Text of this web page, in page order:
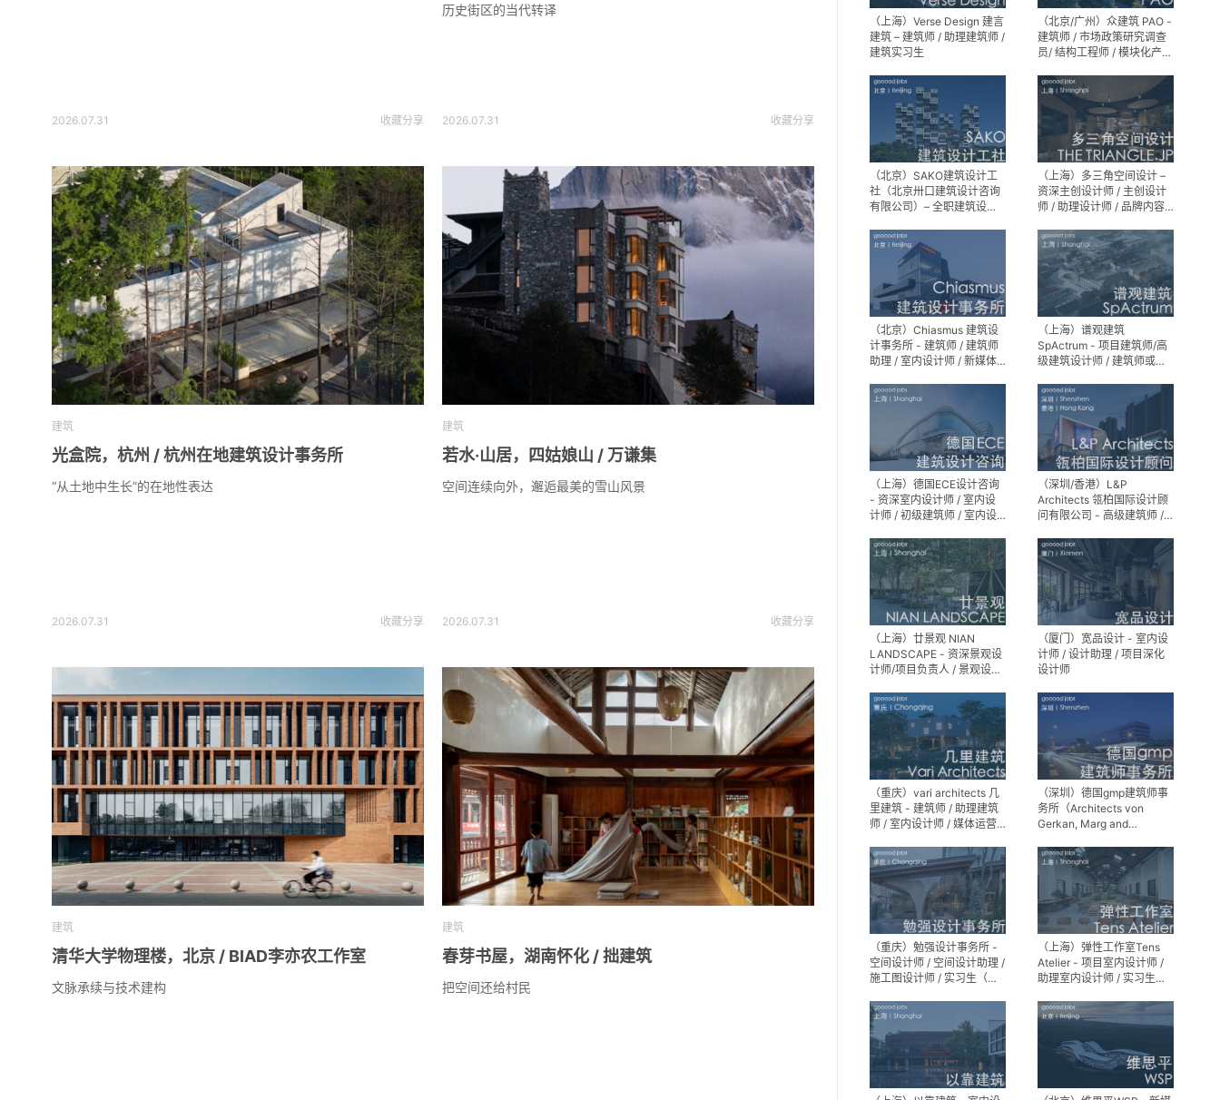
2026.07.31 收藏分享
历史街区的当代转译
2026.07.31 收藏分享
建筑
光盒院，杭州 / 杭州在地建筑设计事务所
“从土地中生长”的在地性表达
2026.07.31 收藏分享
建筑
若水·山居，四姑娘山 / 万谦集
空间连续向外，邂逅最美的雪山风景
2026.07.31 收藏分享
建筑
清华大学物理楼，北京 / BIAD李亦农工作室
文脉承续与技术建构
建筑
春芽书屋，湖南怀化 / 拙建筑
把空间还给村民
（上海）Verse Design 建言
建筑 – 建筑师 / 助理建筑师 /
建筑实习生
（北京/广州）众建筑 PAO -
建筑师 / 市场政策研究调查
员/ 结构工程师 / 模块化产品
师 / 机电工程师 / 实习生
（北京）SAKO建筑设计工
社（北京卅口建筑设计咨询
有限公司）– 全职建筑设计
（上海）多三角空间设计 –
资深主创设计师 / 主创设计
师 / 助理设计师 / 品牌内容
（北京）Chiasmus 建筑设
计事务所 - 建筑师 / 建筑师
助理 / 室内设计师 / 新媒体
（上海）谱观建筑
SpActrum - 项目建筑师/高
级建筑设计师 / 建筑师或助
媒体助理 / 实习生（建筑设
计/媒体，长期有效）
（上海）德国ECE设计咨询
- 资深室内设计师 / 室内设
计师 / 初级建筑师 / 室内设
习生
（深圳/香港）L&P
Architects 瓴柏国际设计顾
问有限公司 - 高级建筑师 /
精装设计师
（上海）廿景观 NIAN
LANDSCAPE - 资深景观设
计师/项目负责人 / 景观设计
（厦门）宽品设计 - 室内设
计师 / 设计助理 / 项目深化
设计师
（重庆）vari architects 几
里建筑 - 建筑师 / 助理建筑
师 / 室内设计师 / 媒体运营
（深圳）德国gmp建筑师事
务所（Architects von
Gerkan, Marg and
（重庆）勉强设计事务所 -
空间设计师 / 空间设计助理 /
施工图设计师 / 实习生（长
（上海）弹性工作室Tens
Atelier - 项目室内设计师 /
助理室内设计师 / 实习生